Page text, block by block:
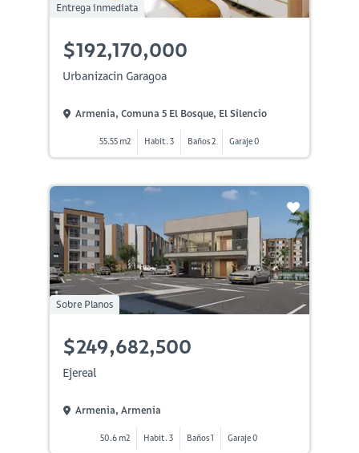
Entrega inmediata
$192,170,000
Urbanizacin Garagoa
Armenia, Comuna 5 El Bosque, El Silencio
55.55 m2 Habit. 3 Baños 2 Garaje 0
Sobre Planos
$249,682,500
Ejereal
Armenia, Armenia
50.6 m2 Habit. 3 Baños 1 Garaje 0